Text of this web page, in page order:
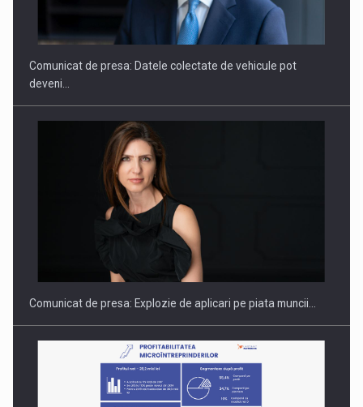
Hard Enduro Piatra Craiului 2026, fueled by benzinariile RO…
Comunicat de presa: Datele colectate de vehicule pot
deveni…
Comunicat de presa: Explozie de aplicari pe piata muncii…